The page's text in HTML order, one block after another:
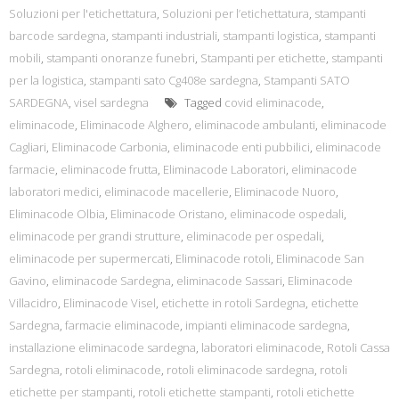
Soluzioni per l'etichettatura, Soluzioni per l’etichettatura, stampanti
barcode sardegna, stampanti industriali, stampanti logistica, stampanti
mobili, stampanti onoranze funebri, Stampanti per etichette, stampanti
per la logistica, stampanti sato Cg408e sardegna, Stampanti SATO
SARDEGNA, visel sardegna Tagged covid eliminacode,
eliminacode, Eliminacode Alghero, eliminacode ambulanti, eliminacode
Cagliari, Eliminacode Carbonia, eliminacode enti pubbilici, eliminacode
farmacie, eliminacode frutta, Eliminacode Laboratori, eliminacode
laboratori medici, eliminacode macellerie, Eliminacode Nuoro,
Eliminacode Olbia, Eliminacode Oristano, eliminacode ospedali,
eliminacode per grandi strutture, eliminacode per ospedali,
eliminacode per supermercati, Eliminacode rotoli, Eliminacode San
Gavino, eliminacode Sardegna, eliminacode Sassari, Eliminacode
Villacidro, Eliminacode Visel, etichette in rotoli Sardegna, etichette
Sardegna, farmacie eliminacode, impianti eliminacode sardegna,
installazione eliminacode sardegna, laboratori eliminacode, Rotoli Cassa
Sardegna, rotoli eliminacode, rotoli eliminacode sardegna, rotoli
etichette per stampanti, rotoli etichette stampanti, rotoli etichette